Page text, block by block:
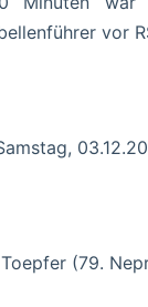
vor
(79.